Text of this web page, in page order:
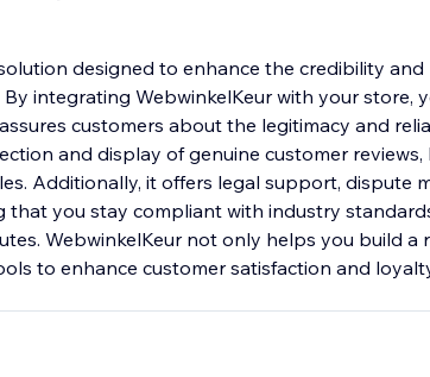
designed to enhance the credibility and
integrating WebwinkelKeur with your store,
customers about the legitimacy and
and display of genuine customer
Additionally, it offers legal support, dispute
that you stay compliant with industry
WebwinkelKeur not only helps you build a
to enhance customer satisfaction and